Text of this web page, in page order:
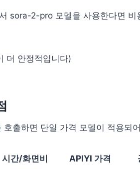
sora-2-pro 모델을 사용한다면 비
더 안정적입니다)
출하면 단일 가격 모델이 적용되
시간/화면비 APIYI 가격